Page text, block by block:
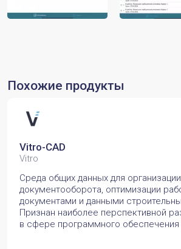
Похожие продукты
Vitro-CAD
Vitro
Среда общих данных для организации
документооборота, оптимизации
документами и данными
Признан наиболее перспективной
в сфере программного обеспечения